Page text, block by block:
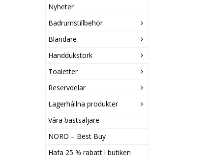
Nyheter
Badrumstillbehör
Blandare
Handdukstork
Toaletter
Reservdelar
Lagerhållna produkter
Våra bästsäljare
NORO – Best Buy
Hafa 25 % rabatt i butiken